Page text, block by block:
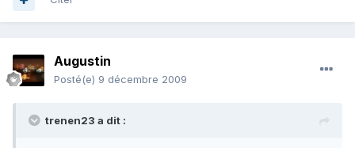
Augustin
Posté(e) 9 décembre 2009
trenen23 a dit :